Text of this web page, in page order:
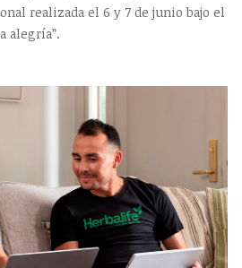
realizada el 6 y 7 de junio bajo el
alegría”.